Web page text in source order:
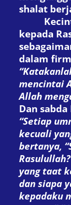
shalat
kepada
dalam
mencintai
Allah
Dan
“Setiap
kecuali
bertanya,
yang taat
dan siapa
kepadaku